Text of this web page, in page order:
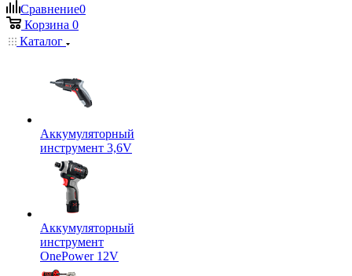
Сравнение0
Корзина 0
Каталог
Аккумуляторный
инструмент 3,6V
Аккумуляторный
инструмент
OnePower 12V